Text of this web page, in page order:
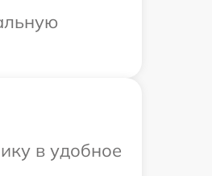
в удобное